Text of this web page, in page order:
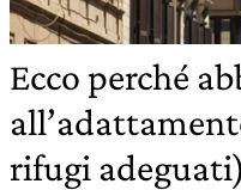
Ecco perché
rifugi